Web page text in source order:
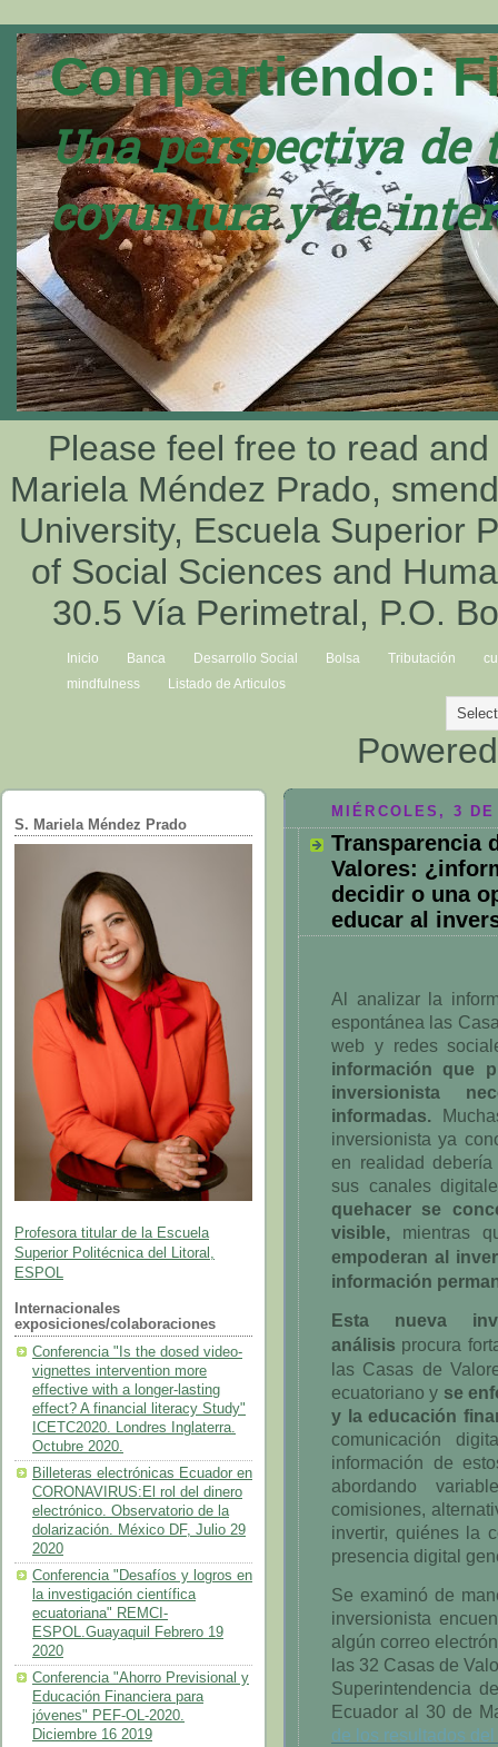
Compartiendo:
Una perspectiva de
coyuntura y de
Please feel free to read
Mariela Méndez Prado,
University, Escuela Superior
of Social Sciences and
30.5 Vía Perimetral, P.O.
Inicio Banca Desarrollo Social Bolsa Tributación
mindfulness
Listado de Articulos
S. Mariela Méndez Prado
Profesora titular de la Escuela
Superior Politécnica del Litoral,
ESPOL
Internacionales
exposiciones/colaboraciones
Conferencia "Is the dosed video-
vignettes intervention more
effective with a longer-lasting
effect? A financial literacy Study"
ICETC2020. Londres Inglaterra.
Octubre 2020.
Billeteras electrónicas Ecuador en
CORONAVIRUS:El rol del dinero
electrónico. Observatorio de la
dolarización. México DF, Julio 29
2020
Conferencia "Desafíos y logros en
la investigación científica
ecuatoriana" REMCI-
ESPOL.Guayaquil Febrero 19
2020
Conferencia "Ahorro Previsional y
Educación Financiera para
jóvenes" PEF-OL-2020.
Diciembre 16 2019
MIÉRCOLES, 3
Transparencia
Valores:
decidir o una
educar al
Al analizar la
espontánea las
web y redes
información que
inversionista
informadas.
inversionista ya
en realidad
sus canales
quehacer se
visible, mientras
empoderan al
información
Esta nueva
análisis procura
las Casas de
ecuatoriano y se
y la educación
comunicación
información de
abordando
comisiones,
invertir, quiénes la
presencia digital
Se examinó de
inversionista
algún correo
las 32 Casas de
Superintendencia
Ecuador al 30 de
de los resultados